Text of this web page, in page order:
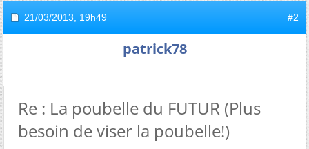
21/03/2013, 19h49 #2
patrick78
Re : La poubelle du FUTUR (Plus
besoin de viser la poubelle!)